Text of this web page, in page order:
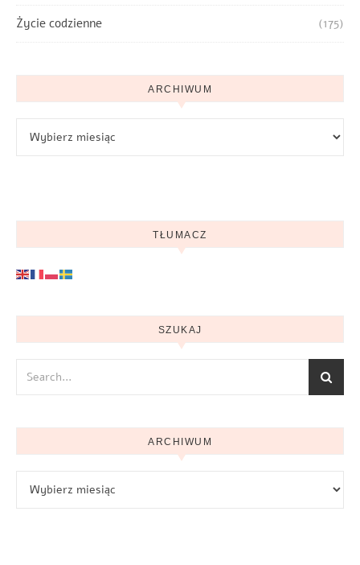
Życie codzienne (175)
ARCHIWUM
TŁUMACZ
SZUKAJ
ARCHIWUM